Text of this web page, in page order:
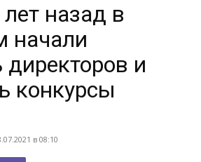
назад в
начали
и
конкурсы
в 08:10